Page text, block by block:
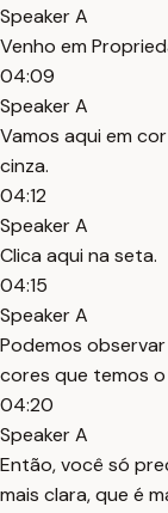
Speaker A
Venho em
04:09
Speaker A
Vamos aqui em
cinza.
04:12
Speaker A
Clica aqui na seta.
04:15
Speaker A
Podemos
cores que temos
04:20
Speaker A
Então, você só
mais clara, que é